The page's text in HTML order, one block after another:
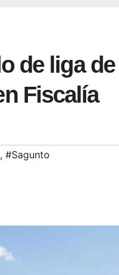
de liga
Fiscalía
, #Sagunto